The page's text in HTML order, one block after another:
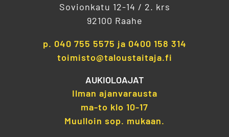
Sovionkatu 12-14 / 2. krs
92100 Raahe
p. 040 755 5575 ja 0400 158 314
toimisto@taloustaitaja.fi
AUKIOLOAJAT
Ilman ajanvarausta
ma-to klo 10-17
Muulloin sop. mukaan.